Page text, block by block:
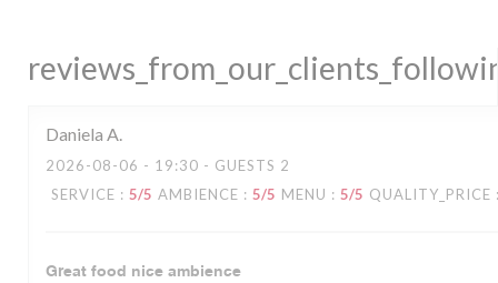
Daniela A
2026-08-06 - 19:30 - GUESTS 2
SERVICE : 5/5 AMBIENCE : 5/5 MENU : 5/5 QUALITY_PRICE
Great food nice ambience